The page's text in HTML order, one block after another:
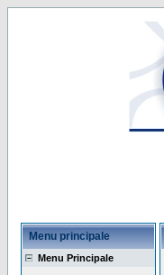
Menu principale
Menu Principale